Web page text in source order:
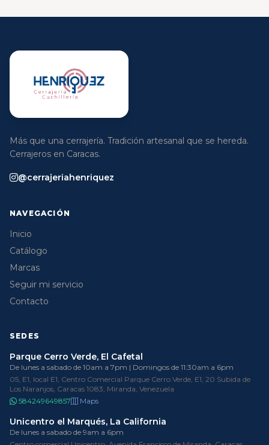
Más que una cerrajería. Tradición artesanal que se hereda.
Cerrajeros en Caracas.
@cerrajeriahenriquez
NAVEGACIÓN
Inicio
Catálogo
Marcas
Seguir mi servicio
Contacto
SEDES
Parque Cerro Verde, El Cafetal
De lunes a sabado de 10am a 7pm | Domingos de 11:30am a 6pm
05, E1, local E1, Centro Comercial Parque Cerro Verde, E1, 20 Subida de
Los Naranjos, Caracas 1083, Miranda, Venezuela
584249649857
Maps
Unicentro el Marqués, La California
De lunes a sabado de 9am a 6pm